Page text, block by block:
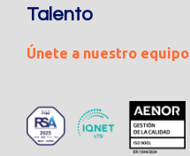
Talento
Únete a nuestro equipo